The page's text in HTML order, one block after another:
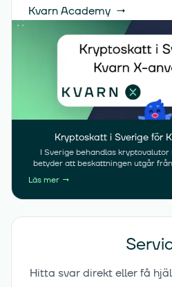
Kvarn Academy →
Kryptoskatt i Sverige för
I Sverige behandlas
betyder att beskattningen utgår
När du säljer krypto, byter en
för varor eller tjänster med krypto
det normalt en
Läs mer →
Hitta svar direkt eller få